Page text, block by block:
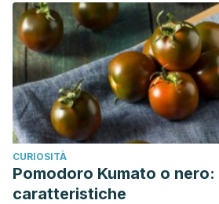
CURIOSITÀ
Pomodoro Kumato o
caratteristiche